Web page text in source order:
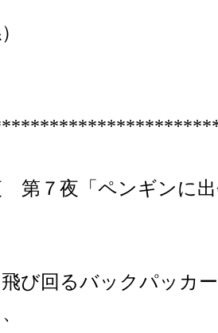
第７夜「ペンギンに
び回るバックパッカ